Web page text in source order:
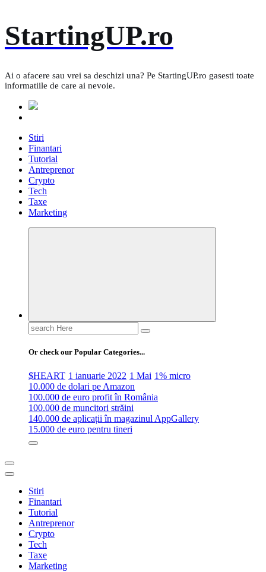
to
content
StartingUP.ro
Ai o afacere sau vrei sa deschizi una? Pe StartingUP.ro gasesti toate
informatiile de care ai nevoie.
Stiri
Finantari
Tutorial
Antreprenor
Crypto
Tech
Taxe
Marketing
Search
for:
Or check our Popular Categories...
$HEART 1 ianuarie 2022 1 Mai 1% micro
10.000 de dolari pe Amazon
100.000 de euro profit în România
100.000 de muncitori străini
140.000 de aplicații în magazinul AppGallery
15.000 de euro pentru tineri
Stiri
Finantari
Tutorial
Antreprenor
Crypto
Tech
Taxe
Marketing